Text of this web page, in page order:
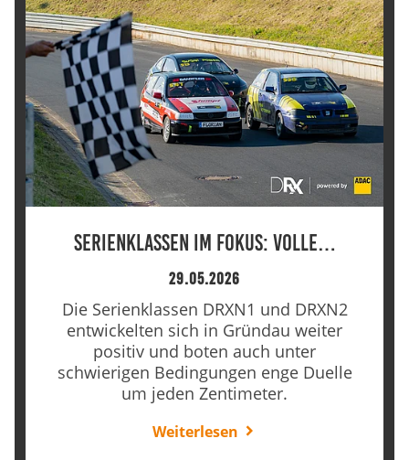
Serienklassen im Fokus: Volle…
29.05.2026
Die Serienklassen DRXN1 und DRXN2
entwickelten sich in Gründau weiter
positiv und boten auch unter
schwierigen Bedingungen enge Duelle
um jeden Zentimeter.
Weiterlesen